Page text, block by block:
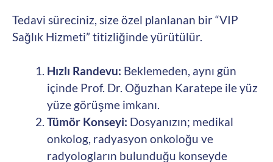
Tedavi süreciniz, size özel planlanan bir “VIP
Sağlık Hizmeti” titizliğinde yürütülür.
Hızlı Randevu: Beklemeden, aynı gün
içinde Prof. Dr. Oğuzhan Karatepe ile yüz
yüze görüşme imkanı.
Tümör Konseyi: Dosyanızın; medikal
onkolog, radyasyon onkoloğu ve
radyologların bulunduğu konseyde